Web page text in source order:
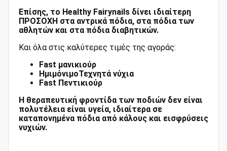
Επίσης, το Healthy Fairynails δίνει ιδιαίτερη
ΠΡΟΣΟΧΗ στα αντρικά πόδια, στα πόδια των
αθλητών και στα πόδια διαβητικών.
Και όλα στις καλύτερες τιμές της αγοράς:
Fast μανικιούρ
ΗμιμόνιμοΤεχνητά νύχια
Fast Πεντικιούρ
Η θεραπευτική φροντίδα των ποδιών δεν είναι
πολυτέλεια είναι υγεία, ιδιαίτερα σε
καταπονημένα πόδια από κάλους και εισφρύσεις
νυχιών.